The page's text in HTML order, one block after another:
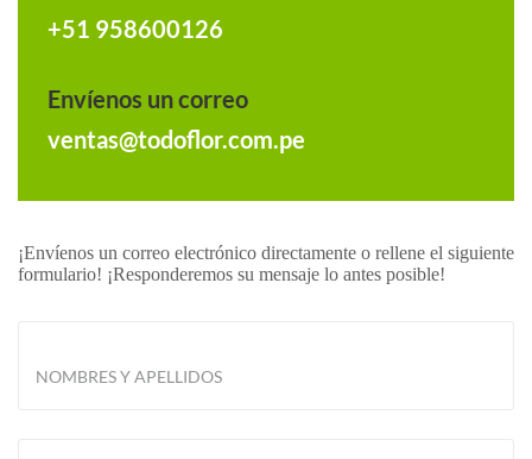
+51 958600126
Envíenos un correo
ventas@todoflor.com.pe
¡Envíenos un correo electrónico directamente o rellene el siguiente
formulario! ¡Responderemos su mensaje lo antes posible!
NOMBRES Y APELLIDOS